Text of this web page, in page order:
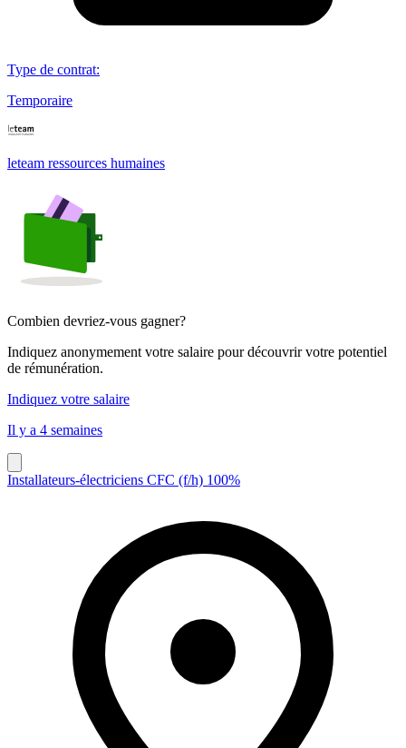
Type de contrat:
Temporaire
leteam ressources humaines
Combien devriez-vous gagner?
Indiquez anonymement votre salaire pour découvrir votre potentiel
de rémunération.
Indiquez votre salaire
Il y a 4 semaines
Installateurs-électriciens CFC (f/h) 100%